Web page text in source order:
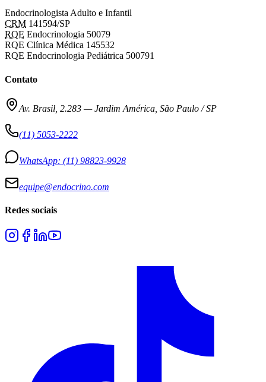
Endocrinologista Adulto e Infantil
CRM 141594/SP
RQE Endocrinologia 50079
RQE Clínica Médica 145532
RQE Endocrinologia Pediátrica 500791
Contato
Av. Brasil, 2.283 —Jardim América, São Paulo / SP
(11) 5053-2222
WhatsApp: (11) 98823-9928
equipe@endocrino.com
Redes sociais